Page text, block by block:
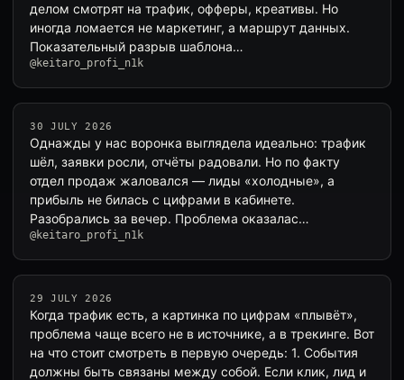
делом смотрят на трафик, офферы, креативы. Но
иногда ломается не маркетинг, а маршрут данных.
Показательный разрыв шаблона…
@keitaro_profi_n1k
30 JULY 2026
Однажды у нас воронка выглядела идеально: трафик
шёл, заявки росли, отчёты радовали. Но по факту
отдел продаж жаловался — лиды «холодные», а
прибыль не билась с цифрами в кабинете.
Разобрались за вечер. Проблема оказалас…
@keitaro_profi_n1k
29 JULY 2026
Когда трафик есть, а картинка по цифрам «плывёт»,
проблема чаще всего не в источнике, а в трекинге. Вот
на что стоит смотреть в первую очередь: 1. События
должны быть связаны между собой. Если клик, лид и